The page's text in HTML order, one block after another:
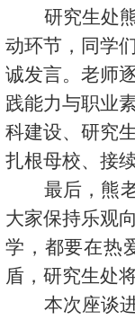
研究生处
动环节，同学
诚发言。老师
践能力与职业
科建设、研究
扎根母校、接续
最后， 熊
大家保持乐观
学 ，都要在热
盾，研究生处
本次座谈